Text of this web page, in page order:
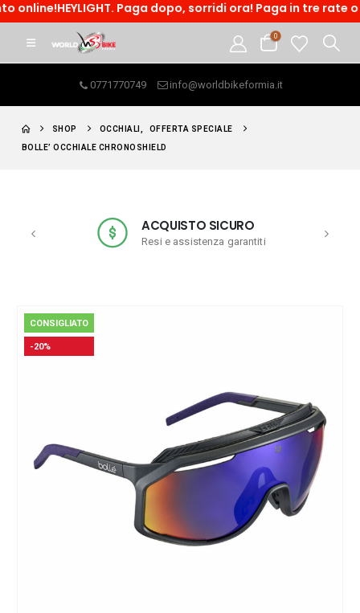
Paga dopo, sorridi ora! Paga in tre rate o
0
0771770749 info@worldbikeformia.it
SHOP OCCHIALI OFFERTA SPECIALE
BOLLE’ OCCHIALE CHRONOSHIELD
ACQUISTO SICURO
Resi e assistenza garantiti
CONSIGLIATO
-20%